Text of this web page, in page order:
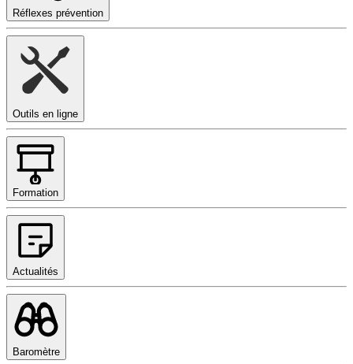
Réflexes prévention
Outils en ligne
Formation
Actualités
Baromètre